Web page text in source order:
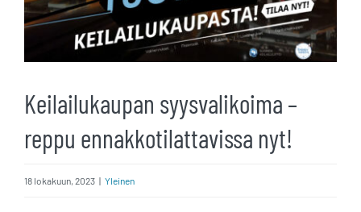
Keilailukaupan syysvalikoima –
reppu ennakkotilattavissa nyt!
18 lokakuun, 2023 | Yleinen